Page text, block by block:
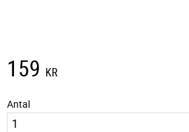
159 KR
Antal